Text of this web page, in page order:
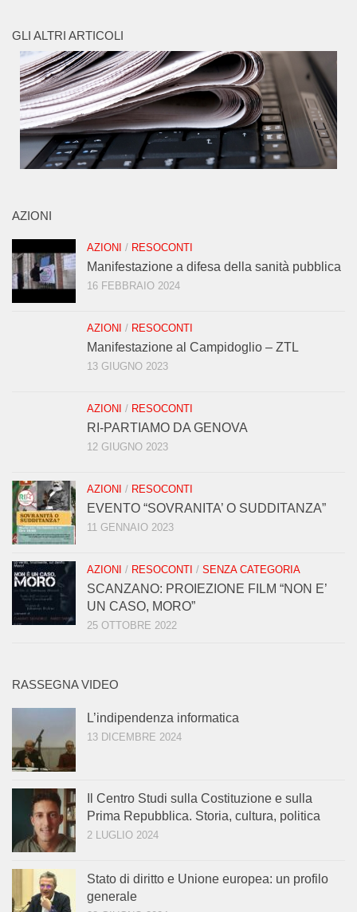
GLI ALTRI ARTICOLI
AZIONI
AZIONI / RESOCONTI
Manifestazione a difesa della sanità pubblica
16 FEBBRAIO 2024
AZIONI / RESOCONTI
Manifestazione al Campidoglio – ZTL
13 GIUGNO 2023
AZIONI / RESOCONTI
RI-PARTIAMO DA GENOVA
12 GIUGNO 2023
AZIONI / RESOCONTI
EVENTO “SOVRANITA’ O SUDDITANZA”
11 GENNAIO 2023
AZIONI / RESOCONTI / SENZA CATEGORIA
SCANZANO: PROIEZIONE FILM “NON E’
UN CASO, MORO”
25 OTTOBRE 2022
RASSEGNA VIDEO
L’indipendenza informatica
13 DICEMBRE 2024
Il Centro Studi sulla Costituzione e sulla
Prima Repubblica. Storia, cultura, politica
2 LUGLIO 2024
Stato di diritto e Unione europea: un profilo
generale